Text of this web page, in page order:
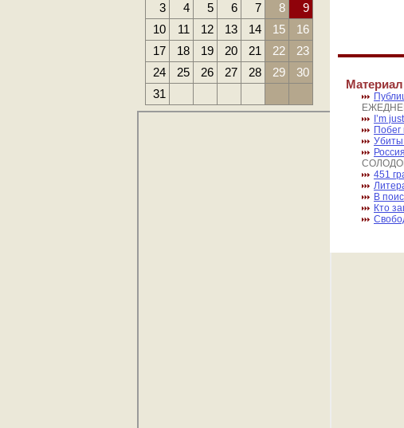
3
4 5 6 7 8
9
10
11 12 13 14 15
16
17
18 19 20 21 22
23
24
25 26 27 28 29
30
31
I’m
Побег
Убиты
451
В
Кто